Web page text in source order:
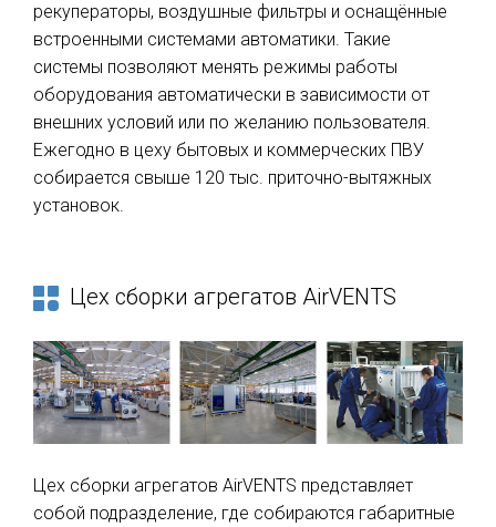
рекуператоры, воздушные фильтры и оснащённые
встроенными системами автоматики. Такие
системы позволяют менять режимы работы
оборудования автоматически в зависимости от
внешних условий или по желанию пользователя.
Ежегодно в цеху бытовых и коммерческих ПВУ
собирается свыше 120 тыс. приточно-вытяжных
установок.
Цех сборки агрегатов AirVENTS
Цех сборки агрегатов AirVENTS представляет
собой подразделение, где собираются габаритные